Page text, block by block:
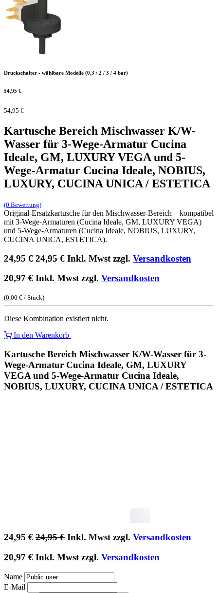
Druckschalter - wählbare Modelle (0,3 / 2 / 3 / 4 bar)
54,95 €
54,95€
Kartusche Bereich Mischwasser K/W-
Wasser für 3-Wege-Armatur Cucina
Ideale, GM, LUXURY VEGA und 5-
Wege-Armatur Cucina Ideale, NOBIUS,
LUXURY, CUCINA UNICA / ESTETICA
(0 Bewertung)
Original-Ersatzkartusche für den Mischwasser-Bereich – kompatibel
mit 3-Wege-Armaturen (Cucina Ideale, GM, LUXURY VEGA)
und 5-Wege-Armaturen (Cucina Ideale, NOBIUS, LUXURY,
CUCINA UNICA, ESTETICA).
24,95 € 24,95€ Inkl. Mwst zzgl. Versandkosten
20,97 € Inkl. Mwst zzgl. Versandkosten
(0,00 € / Stück)
Diese Kombination existiert nicht.
In den Warenkorb
Kartusche Bereich Mischwasser K/W-Wasser für 3-
Wege-Armatur Cucina Ideale, GM, LUXURY
VEGA und 5-Wege-Armatur Cucina Ideale,
NOBIUS, LUXURY, CUCINA UNICA / ESTETICA
24,95 € 24,95€ Inkl. Mwst zzgl. Versandkosten
20,97 € Inkl. Mwst zzgl. Versandkosten
Name
E-Mail